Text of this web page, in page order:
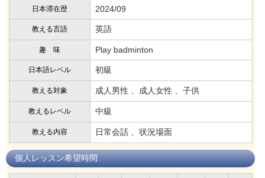
日本滞在歴 2024/09
教える言語 英語
趣 味 Play badminton
日本語レベル 初級
教える対象 成人男性 、成人女性 、子供
教えるレベル 中級
教える内容 日常会話 、状況場面
個人レッスン希望時間